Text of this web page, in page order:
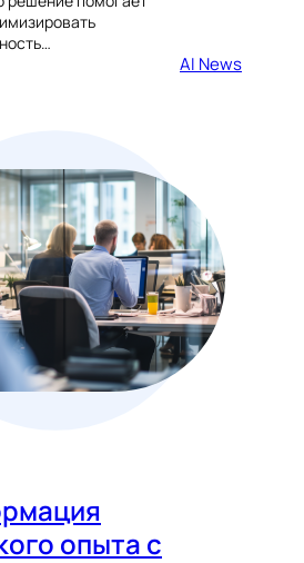
AI News
опыта с